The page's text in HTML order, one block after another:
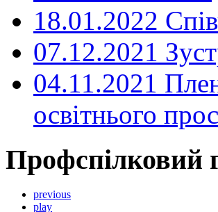
18.01.2022
07.12.2021
04.11.2021
освітнього
Профспілковий
previous
play